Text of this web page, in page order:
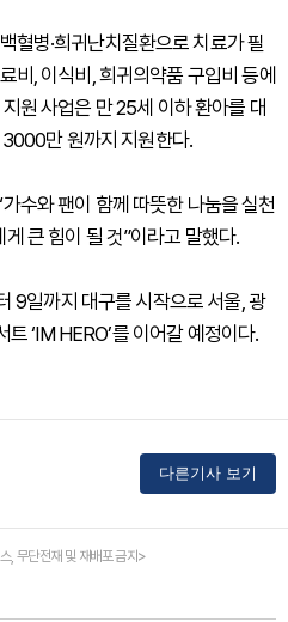
혈병·희귀난치질환으로 치료가 필
비, 이식비, 희귀의약품 구입비 등에
원 사업은 만 25세 이하 환아를 대
만 원까지 지원한다.
수와 팬이 함께 따뜻한 나눔을 실천
큰 힘이 될 것”이라고 말했다.
9일까지 대구를 시작으로 서울, 광
‘IM HERO’를 이어갈 예정이다.
다른기사 보기
, 무단전재 및 재배포 금지>